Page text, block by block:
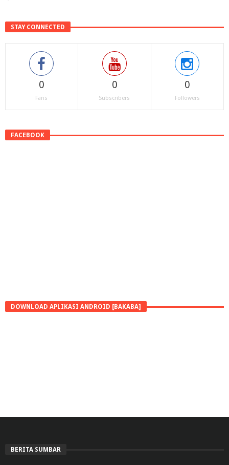
STAY CONNECTED
0
Fans
0
Subscribers
0
Followers
FACEBOOK
DOWNLOAD APLIKASI ANDROID [BAKABA]
BERITA SUMBAR